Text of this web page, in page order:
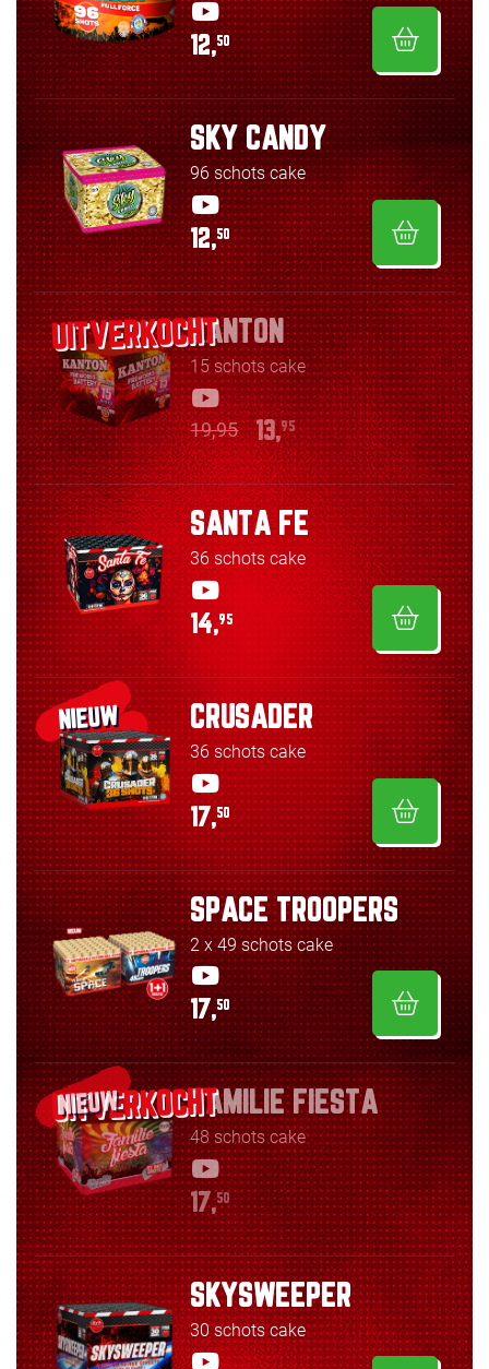
12,50
SKY CANDY
96 schots cake
12,50
KANTON
15 schots cake
19,95 13,95
SANTA FE
36 schots cake
14,95
NIEUW CRUSADER
36 schots cake
17,50
SPACE TROOPERS
2 x 49 schots cake
17,50
NIEUW FAMILIE FIESTA
48 schots cake
17,50
SKYSWEEPER
30 schots cake